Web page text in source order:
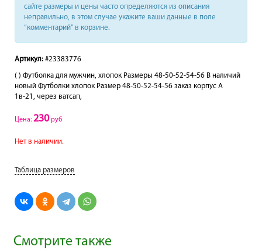
сайте размеры и цены часто определяются из описания
неправильно, в этом случае укажите ваши данные в поле
“комментарий” в корзине.
Артикул: #23383776
( ) Футболка для мужчин, хлопок Размеры 48-50-52-54-56 В наличий
новый Футболки хлопок Размер 48-50-52-54-56 заказ корпус А
1в-21, через ватсап,
Цена: 230руб
Нет в наличии.
Таблица размеров
Смотрите также